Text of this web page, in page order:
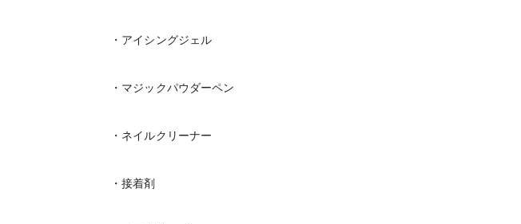
・アイシングジェル
・マジックパウダーペン
・ネイルクリーナー
・接着剤